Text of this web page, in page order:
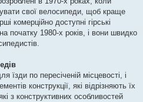
свої велосипеди, щоб краще
комерційно доступні гірські
початку 1980-х років, і вони швидко
їзди по пересіченій місцевості, і
конструкції, які відрізняють їх
з конструктивних особливостей